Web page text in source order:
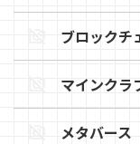
ブロックチ
マインクラ
メタバース